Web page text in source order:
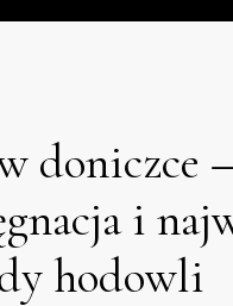
doniczce
i
hodowli